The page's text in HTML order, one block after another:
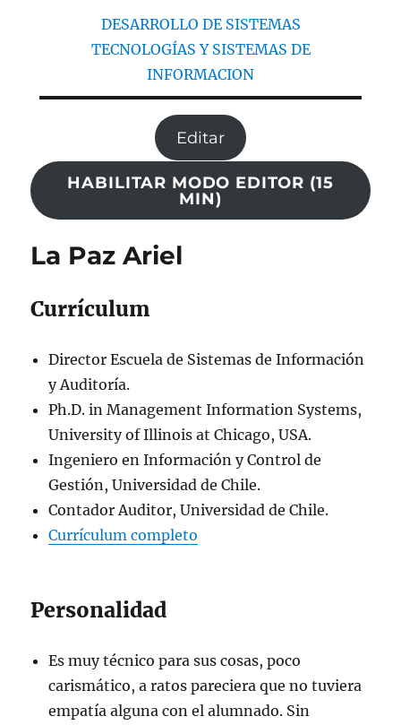
La Paz Ariel
Currículum
Director Escuela de Sistemas de Información
y Auditoría.
Ph.D. in Management Information Systems,
University of Illinois at Chicago, USA.
Ingeniero en Información y Control de
Gestión, Universidad de Chile.
Contador Auditor, Universidad de Chile.
Currículum completo
Personalidad
Es muy técnico para sus cosas, poco
carismático, a ratos pareciera que no tuviera
empatía alguna con el alumnado. Sin
DESARROLLO DE SISTEMAS
TECNOLOGÍAS Y SISTEMAS DE
INFORMACION
Editar
HABILITAR MODO EDITOR (15
MIN)